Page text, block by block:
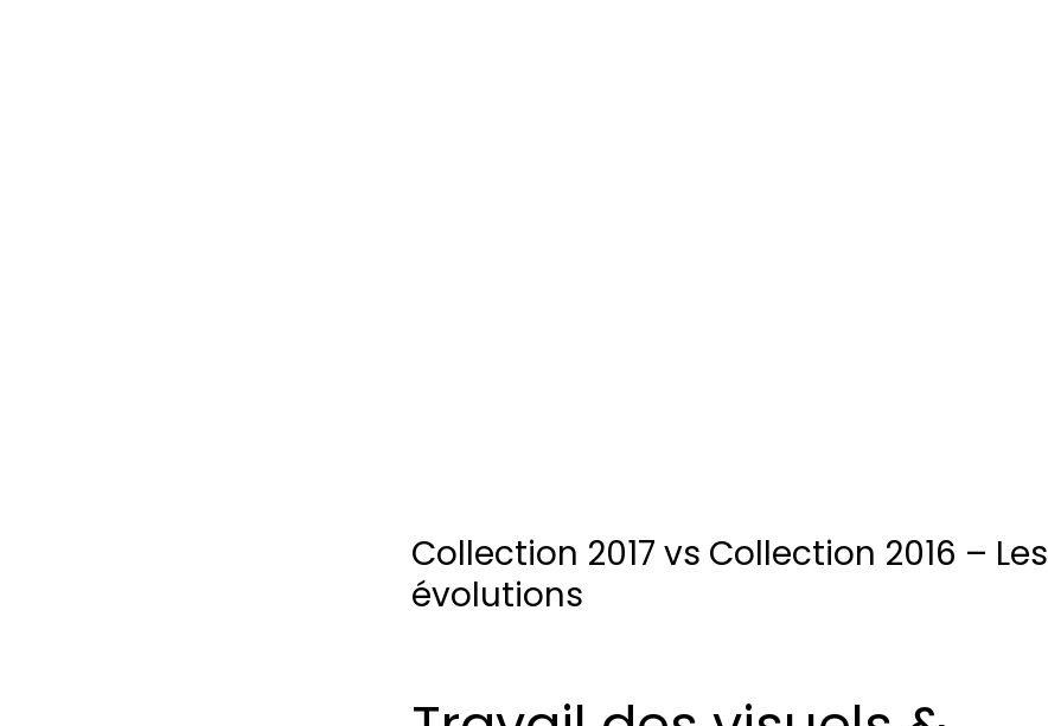
Collection 2017 vs Collection 2016 – Les
évolutions